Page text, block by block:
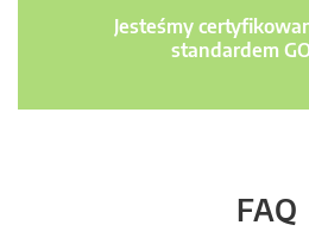
Jesteśmy
standardem
FAQ